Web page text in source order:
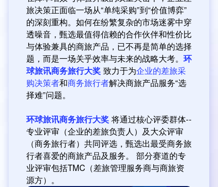
旅决策正面临一场从“单纯采购”到“价值博弈”
的深刻重构。如何在纷繁复杂的市场迷雾中穿
透噪音，甄选最值得信赖的合作伙伴和性价比
与体验兼具的商旅产品，已不再是简单的选择
题，而是一场关乎效率与未来的战略大考。 环
球旅讯商务旅行大奖 致力于为企业的差旅采
购决策者和商务旅行者解决商旅产品服务“选
择难”问题。
环球旅讯商务旅行大奖 将通过核心评委群体--
专业评审（企业的差旅负责人）及大众评审
（商务旅行者）共同评选，甄选出最受商务旅
行者喜爱的商旅产品及服务。 部分赛道的专
业评审包括TMC（差旅管理服务商与商旅资
源方）。